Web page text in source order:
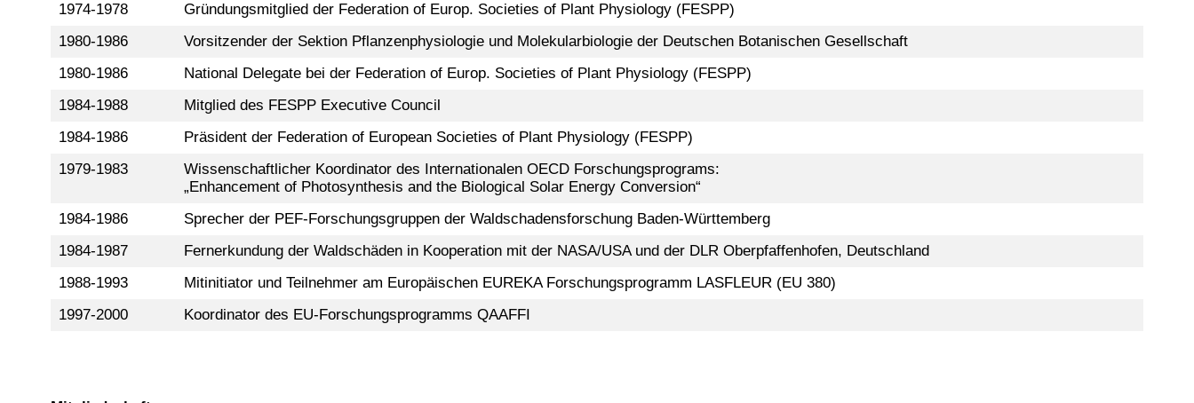
1974-1978
Gründungsmitglied der Federation of Europ. Societies of Plant Physiology (FESPP)
1980-1986
Vorsitzender der Sektion Pflanzenphysiologie und Molekularbiologie der Deutschen Botanischen Gesellschaft
1980-1986
National Delegate bei der Federation of Europ. Societies of Plant Physiology (FESPP)
1984-1988
Mitglied des FESPP Executive Council
1984-1986
Präsident der Federation of European Societies of Plant Physiology (FESPP)
1979-1983
Wissenschaftlicher Koordinator des Internationalen OECD Forschungsprograms:
„Enhancement of Photosynthesis and the Biological Solar Energy Conversion“
1984-1986
Sprecher der PEF-Forschungsgruppen der Waldschadensforschung Baden-Württemberg
1984-1987
Fernerkundung der Waldschäden in Kooperation mit der NASA/USA und der DLR Oberpfaffenhofen, Deutschland
1988-1993
Mitinitiator und Teilnehmer am Europäischen EUREKA Forschungsprogramm LASFLEUR (EU 380)
1997-2000
Koordinator des EU-Forschungsprogramms QAAFFI